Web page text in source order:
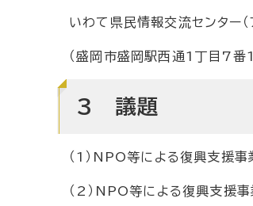
いわて県民情報交流センター
（盛岡市盛岡駅西通1丁目7番1
3 議題
（1）NPO等による復興支援事
（2）NPO等による復興支援事